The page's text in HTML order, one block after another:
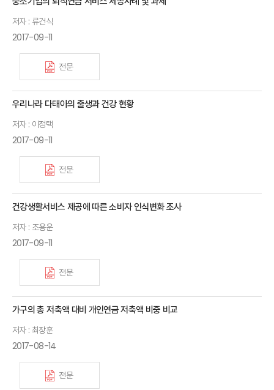
저자 : 류건식
2017-09-11
전문
우리나라 다태아의 출생과 건강 현황
저자 : 이정택
2017-09-11
전문
건강생활서비스 제공에 따른 소비자 인식변화 조사
저자 : 조용운
2017-09-11
전문
가구의 총 저축액 대비 개인연금 저축액 비중 비교
저자 : 최장훈
2017-08-14
전문